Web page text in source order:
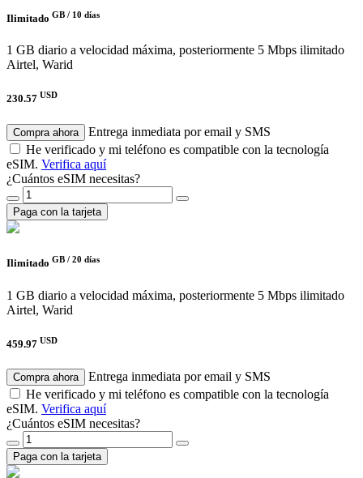
Ilimitado GB / 10 días
1 GB diario a velocidad máxima, posteriormente 5 Mbps ilimitado
Airtel, Warid
230.57 USD
Compra ahora
Entrega inmediata por email y SMS
He verificado y mi teléfono es compatible con la tecnología
eSIM. Verifica aquí
¿Cuántos eSIM necesitas?
Paga con la tarjeta
Ilimitado GB / 20 días
1 GB diario a velocidad máxima, posteriormente 5 Mbps ilimitado
Airtel, Warid
459.97 USD
Compra ahora
Entrega inmediata por email y SMS
He verificado y mi teléfono es compatible con la tecnología
eSIM. Verifica aquí
¿Cuántos eSIM necesitas?
Paga con la tarjeta